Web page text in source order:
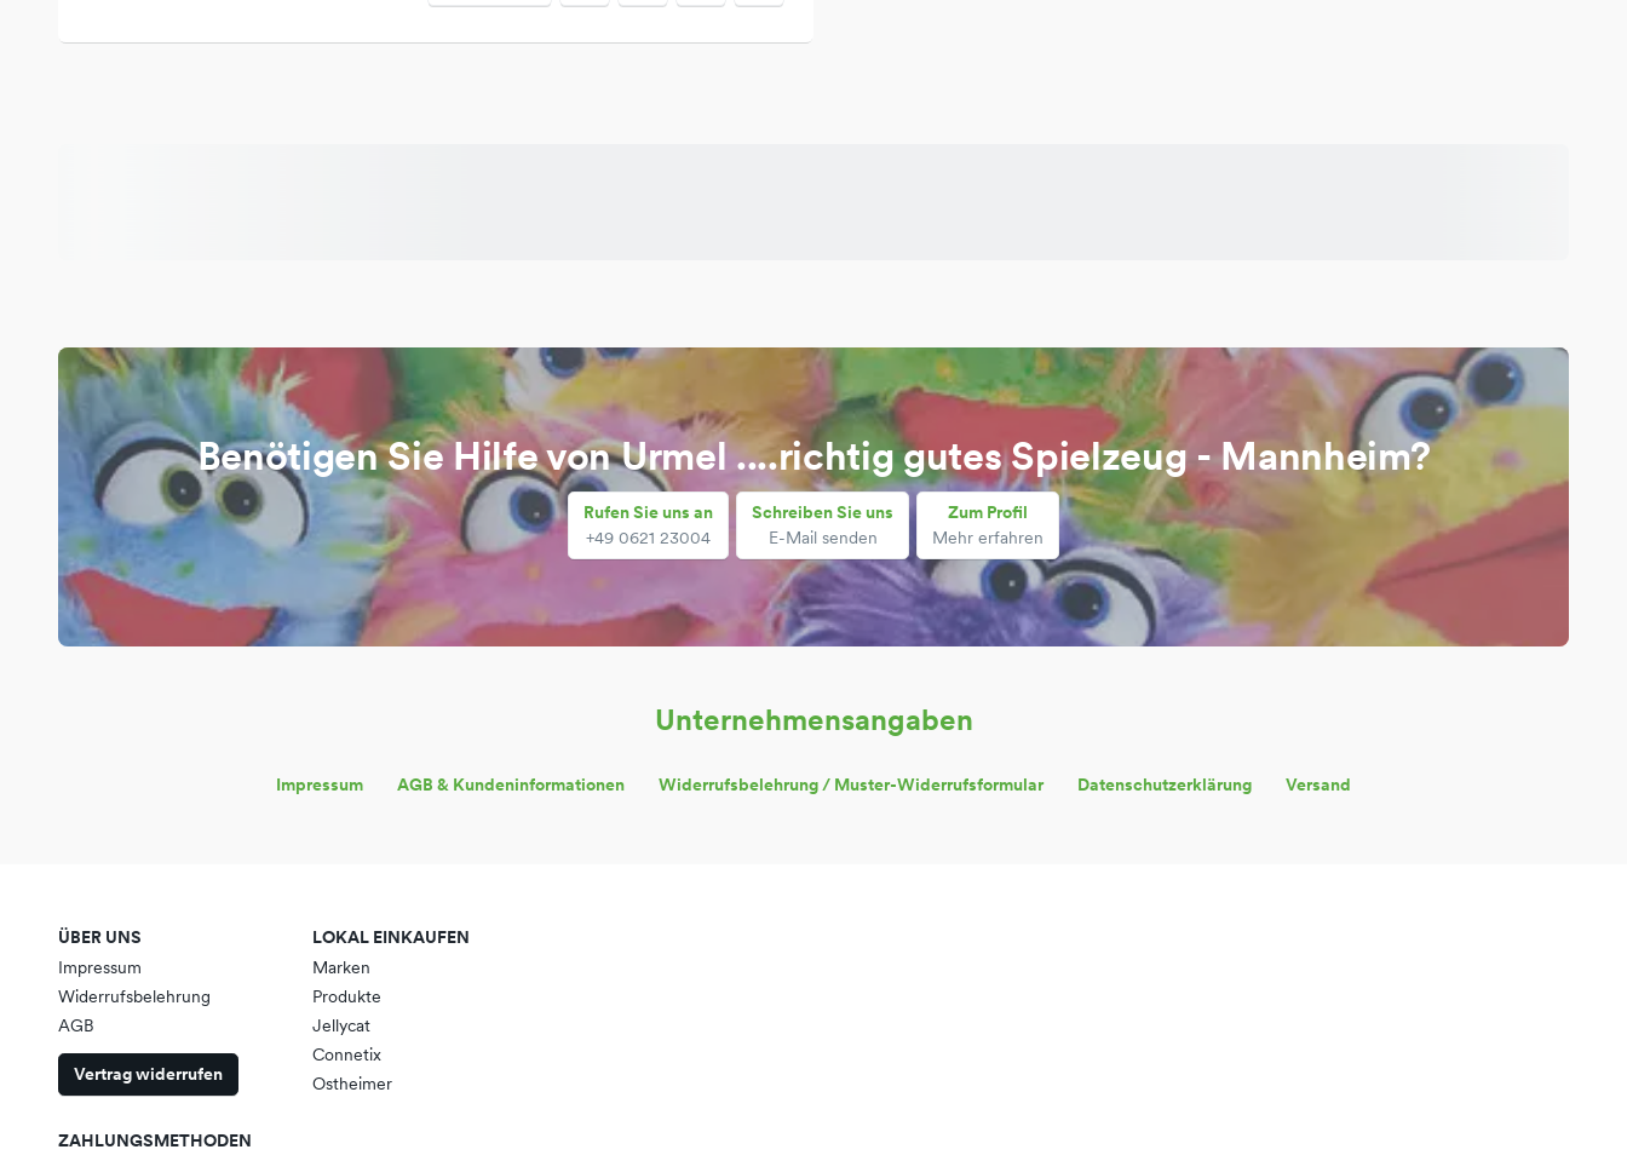
Benötigen Sie Hilfe von Urmel ....richtig gutes Spielzeug - Mannheim?
Rufen Sie uns an
+49 0621 23004
Schreiben Sie uns
E-Mail senden
Zum Profil
Mehr erfahren
Unternehmensangaben
Impressum AGB & Kundeninformationen Widerrufsbelehrung / Muster-Widerrufsformular Datenschutzerklärung Versand
ÜBER UNS
Impressum
Widerrufsbelehrung
AGB
Vertrag widerrufen
LOKAL EINKAUFEN
Marken
Produkte
Jellycat
Connetix
Ostheimer
ZAHLUNGSMETHODEN